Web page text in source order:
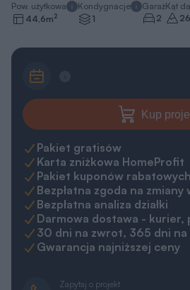
Pow. użytkowa
44,6m2
Kondygnacje
1
Garaż
2
Kąt
26
Kup
Pakiet gratisów
Karta zniżkowa HomeProfit
Pakiet kuponów rabatowych
Bezpłatna zgoda na
Bezpłatna analiza działki
Darmowa dostawa - kurier,
30 dni na zwrot, 365 dni na
Gwarancja najniższej ceny
Zapytaj o projekt